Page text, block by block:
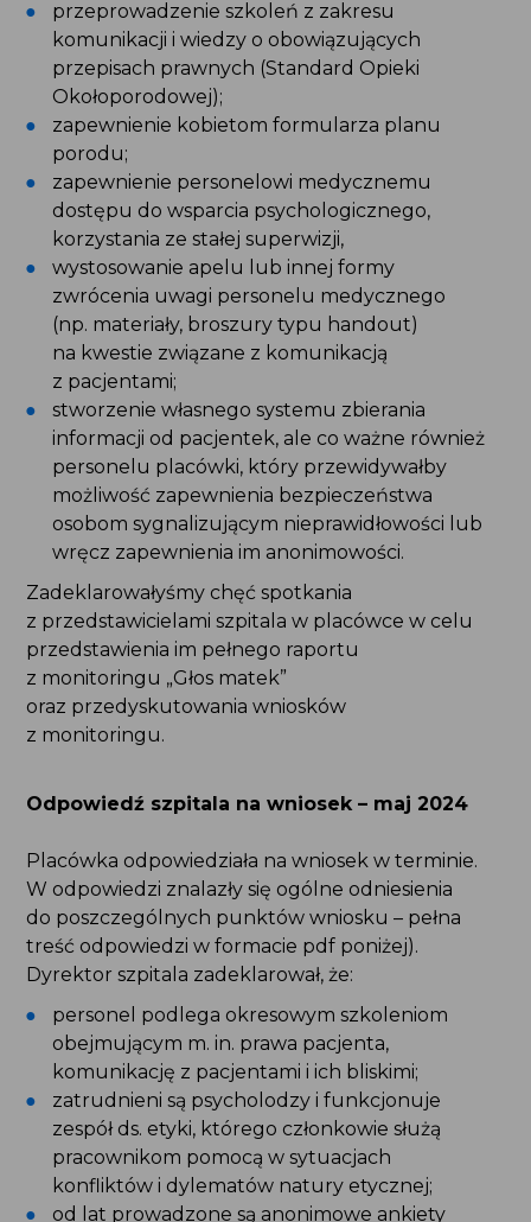
komunikacji i wiedzy o obowiązujących
przepisach prawnych (Standard Opieki
Okołoporodowej);
zapewnienie kobietom formularza planu
porodu;
zapewnienie personelowi medycznemu
dostępu do wsparcia psychologicznego,
korzystania ze stałej superwizji,
wystosowanie apelu lub innej formy zwrócenia
uwagi personelu medycznego (np. materiały,
broszury typu handout) na kwestie związane
z komunikacją z pacjentami;
stworzenie własnego systemu zbierania
informacji od pacjentek, ale co ważne również
personelu placówki, który przewidywałby
możliwość zapewnienia bezpieczeństwa
osobom sygnalizującym nieprawidłowości lub
wręcz zapewnienia im anonimowości.
Zadeklarowałyśmy chęć spotkania
przedstawienia im pełnego raportu z monitoringu
„Głos matek” oraz przedyskutowania wniosków
z monitoringu.
Odpowiedź szpitala na wniosek – maj 2024
W odpowiedzi znalazły się ogólne odniesienia
treść odpowiedzi w formacie pdf poniżej).
Dyrektor szpitala zadeklarował, że:
personel podlega okresowym szkoleniom
obejmującym m. in. prawa pacjenta,
zatrudnieni są psycholodzy i funkcjonuje
zespół ds. etyki, którego członkowie służą
pracownikom pomocą w sytuacjach konfliktów
i dylematów natury etycznej;
od lat prowadzone są anonimowe ankiety
satysfakcji pacjentów i pracowników;
funkcjonuje system anonimowego zgłaszania